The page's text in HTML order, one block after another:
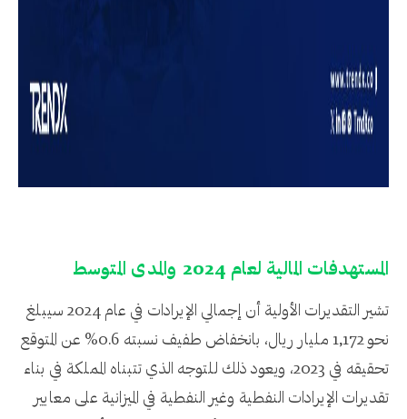
المستهدفات المالية لعام 2024 والمدى المتوسط
تشير التقديرات الأولية أن إجمالي الإيرادات في عام 2024 سيبلغ
نحو 1,172 مليار ريال، بانخفاض طفيف نسبته 0.6% عن المتوقع
تحقيقه في 2023، ويعود ذلك للتوجه الذي تتبناه المملكة في بناء
تقديرات الإيرادات النفطية وغير النفطية في الميزانية على معايير